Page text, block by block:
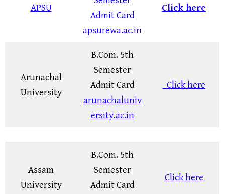
APSU
Admit Card
apsurewa.ac.in
Click here
Arunachal
University
B.Com. 5th
Semester
Admit Card
arunachaluniv
ersity.ac.in
Click here
Assam
University
B.Com. 5th
Semester
Admit Card
Cli­ck here